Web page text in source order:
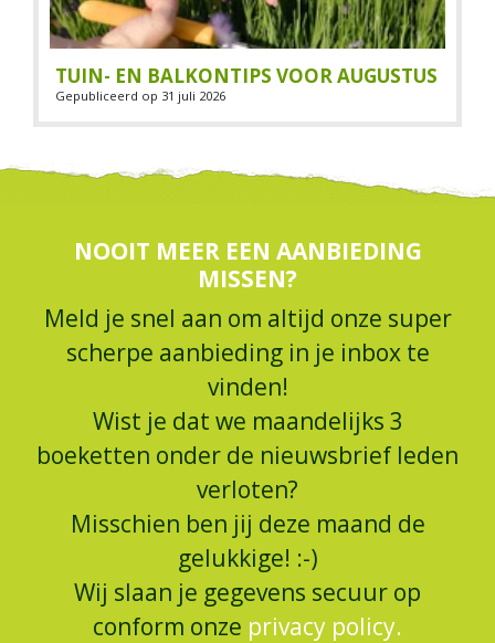
TUIN- EN BALKONTIPS VOOR AUGUSTUS
Gepubliceerd op 31 juli 2026
NOOIT MEER EEN AANBIEDING
MISSEN?
Meld je snel aan om altijd onze super
scherpe aanbieding in je inbox te
vinden!
Wist je dat we maandelijks 3
boeketten onder de nieuwsbrief leden
verloten?
Misschien ben jij deze maand de
gelukkige! :-)
Wij slaan je gegevens secuur op
conform onze privacy policy.